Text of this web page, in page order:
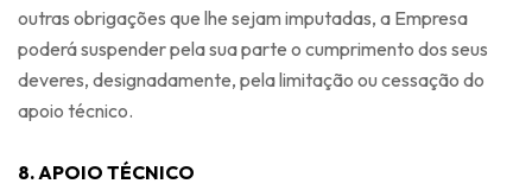
outras obrigações que lhe sejam imputadas, a Empresa
poderá suspender pela sua parte o cumprimento dos seus
deveres, designadamente, pela limitação ou cessação do
apoio técnico.
8. APOIO TÉCNICO